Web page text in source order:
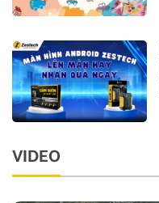
VIDEO